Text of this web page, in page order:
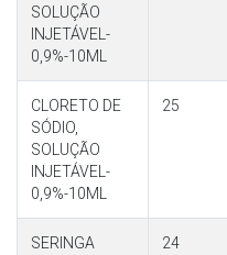
SOLUÇÃO
INJETÁVEL-
0,9%-10ML
CLORETO DE
SÓDIO,
SOLUÇÃO
INJETÁVEL-
0,9%-10ML
25
SERINGA
24